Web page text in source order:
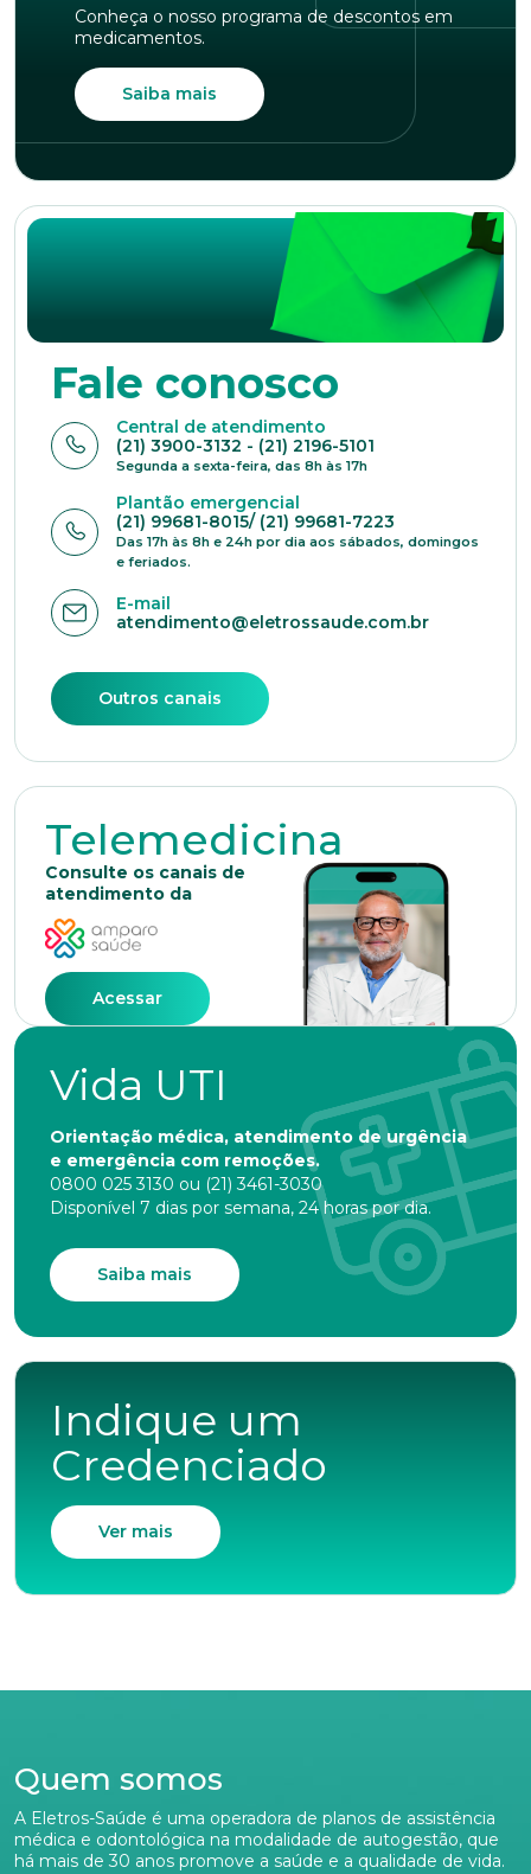
Conheça o nosso programa de descontos em
medicamentos.
Saiba mais
Fale conosco
Central de atendimento
(21) 3900-3132 - (21) 2196-5101
Segunda a sexta-feira, das 8h às 17h
Plantão emergencial
(21) 99681-8015/ (21) 99681-7223
Das 17h às 8h e 24h por dia aos sábados, domingos
e feriados.
E-mail
atendimento@eletrossaude.com.br
Outros canais
Telemedicina
Consulte os canais de
atendimento da
Acessar
Vida UTI
Orientação médica, atendimento de urgência
e emergência com remoções.
0800 025 3130 ou (21) 3461-3030
Disponível 7 dias por semana, 24 horas por dia.
Saiba mais
Indique um
Credenciado
Ver mais
Quem somos
A Eletros-Saúde é uma operadora de planos de assistência
médica e odontológica na modalidade de autogestão, que
há mais de 30 anos promove a saúde e a qualidade de vida.
Trabalhe conosco
Faça parte de uma instituição sólida, ética e
comprometida com o bem-estar dos seus
colaboradores. Preencha todos os dados abaixo e
anexe seu currículo.
*Campos obrigatórios
Nome completo*
E-mail*
Telefone
Endereço
Bairro
Cidade
Estado Civil